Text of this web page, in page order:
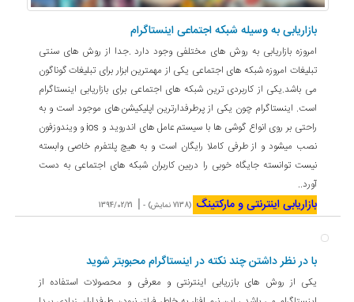
بازاریابی به وسیله شبکه اجتماعی اینستاگرام
امروزه بازاریابی به روش های مختلفی وجود دارد .جدا از روش های سنتی
تبلیغات امروزه شبکه های اجتماعی یکی از مهمترین ابزار برای تبلیغات گوناگون
می باشد.یکی از کاربردی ترین شبکه های اجتماعی برای بازاریابی اینستاگرام
است. اینستاگرام چون یکی از پرطرفدارترین اپلیکیشن های موجود است و به
راحتی بر روی انواع گوشی ها با سیستم عامل های اندروید و ios و ویندوزفون
نصب میشود و از طرفی کاملا رایگان است و به هیچ پلتفرم خاصی وابسته
نیست توانسته جایگاه خوبی را دربین کاربران شبکه های اجتماعی به دست
آورد..
بازاریابی اینترنتی و مارکتینگ (7138 نمایش) - |
1394/02/21